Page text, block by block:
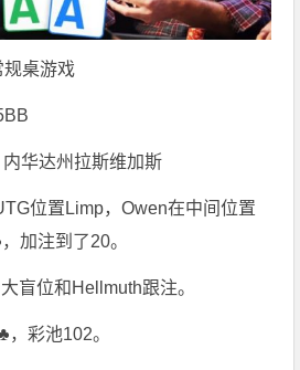
规桌游戏
华达州拉斯维加斯
位置Limp，Owen在中间位置
加注到了20。
盲位和Hellmuth跟注。
彩池102。